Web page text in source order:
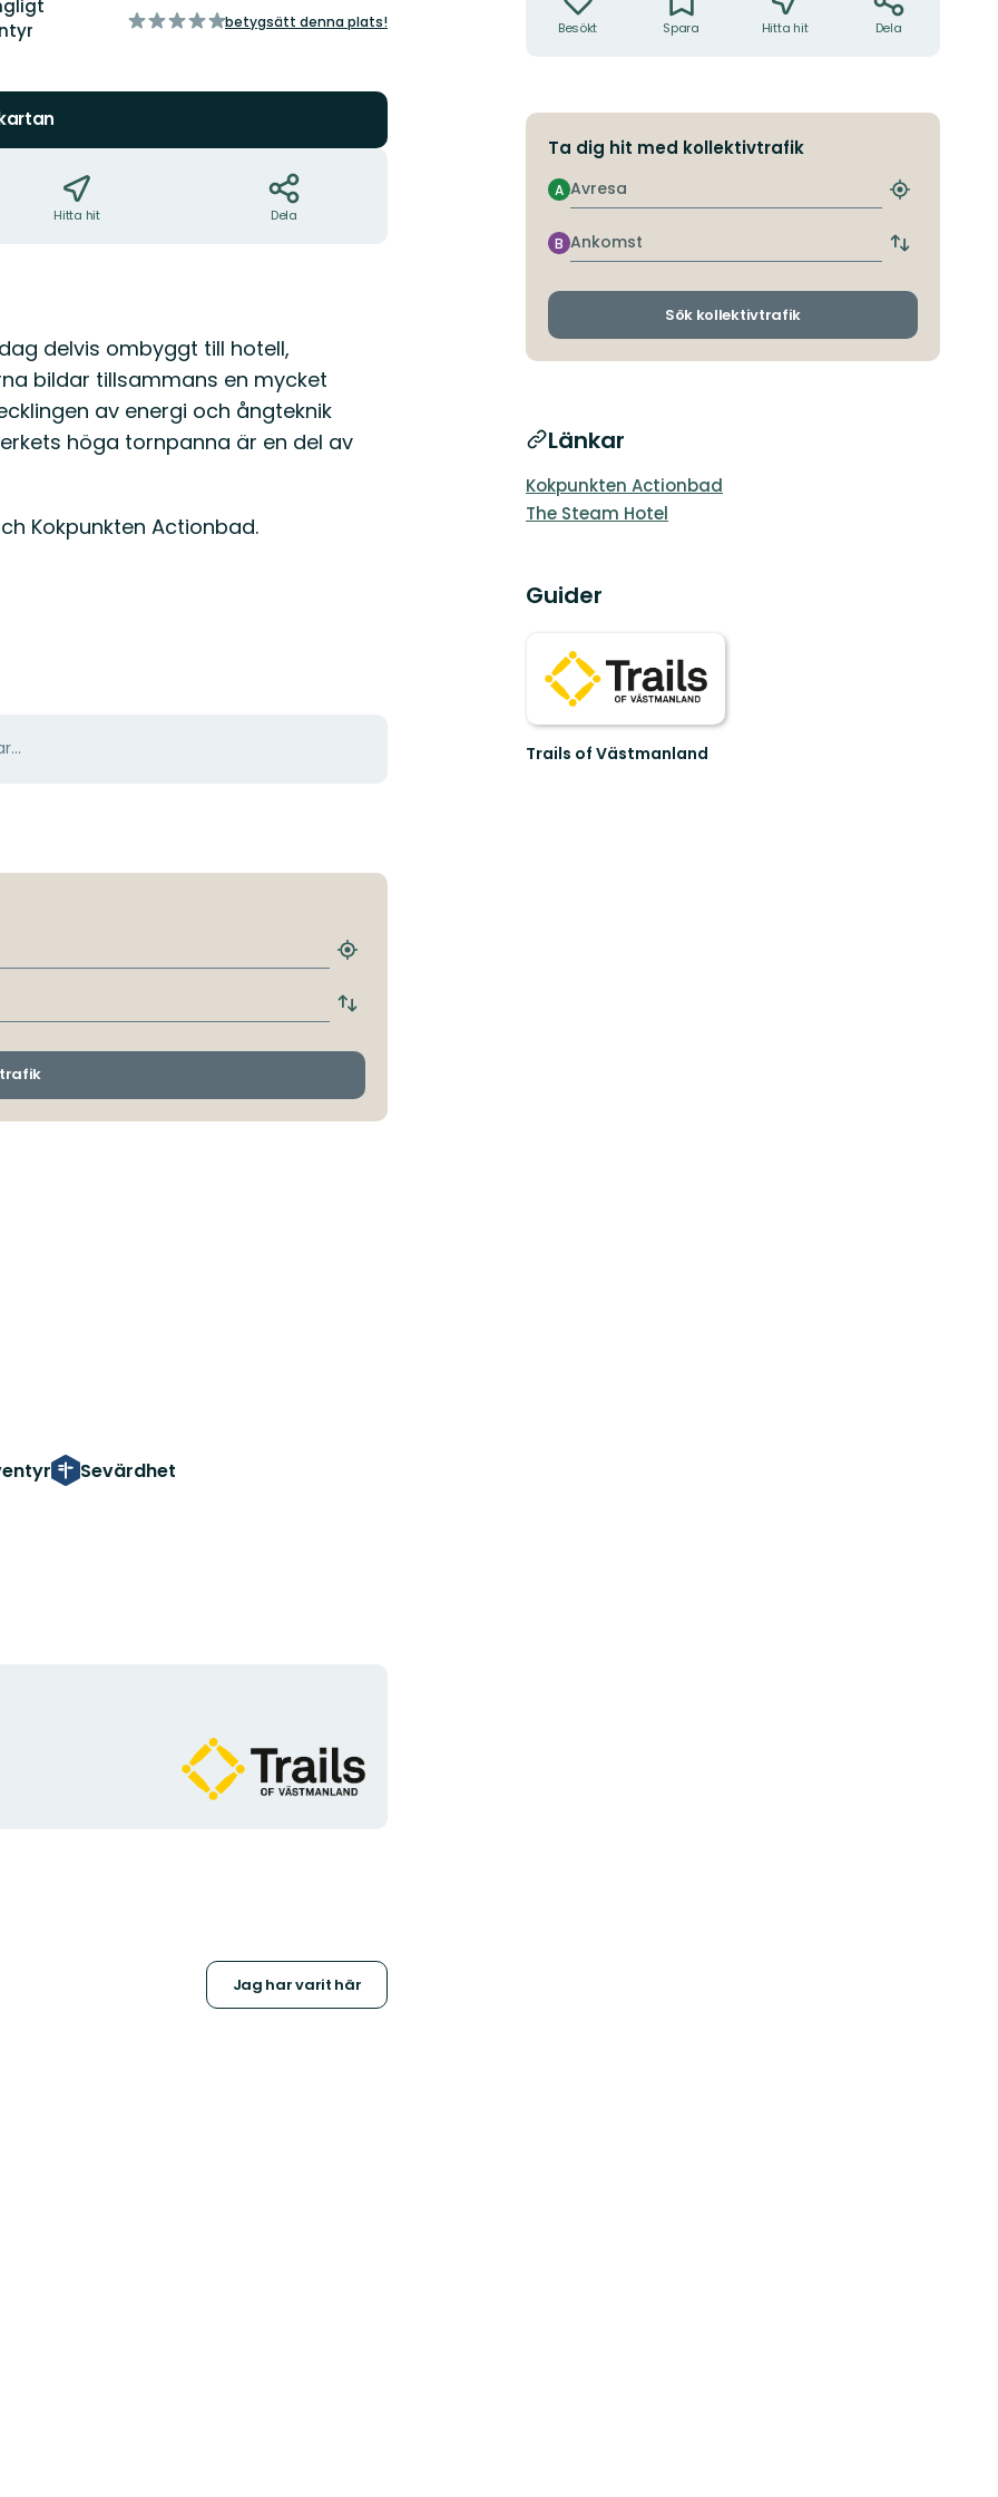
av
betygsätt denna plats!
Hitta hit Dela
delvis ombyggt till hotell,
bildar tillsammans en mycket
av energi och ångteknik
höga tornpanna är en del av
Kokpunkten Actionbad.
Hitta
hållplats
Byt
och
Sevärdhet
Organisationens
logotyp
Jag har varit här
Besökt Spara Hitta hit Dela
Ta dig hit med kollektivtrafik
Avresa
A
Hitta
hållplats
Ankomst
B
Byt
och
Sök kollektivtrafik
Länkar
Kokpunkten Actionbad
The Steam Hotel
Guider
Trails of Västmanland